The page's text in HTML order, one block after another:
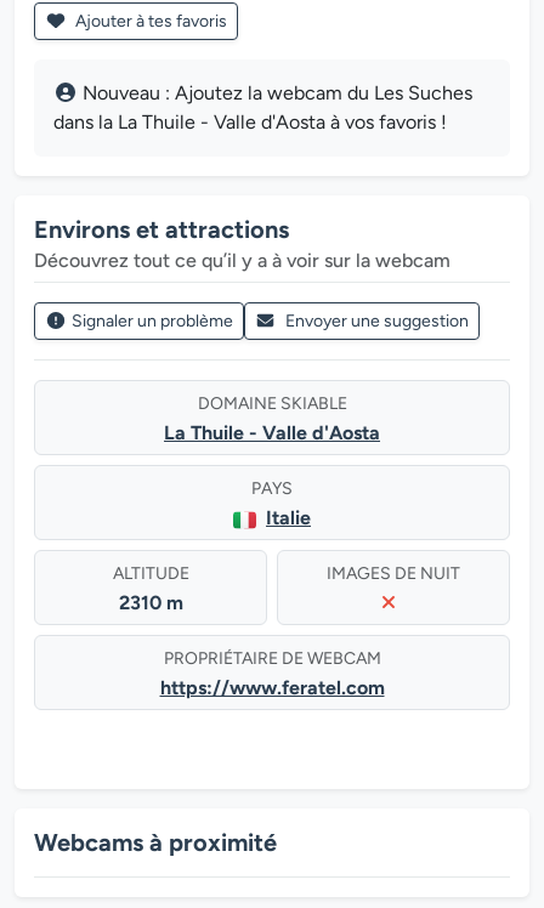
Ajouter à tes favoris
Nouveau : Ajoutez la webcam du Les Suches
dans la La Thuile - Valle d'Aosta à vos favoris !
Environs et attractions
Découvrez tout ce qu’il y a à voir sur la webcam
Signaler un problème Envoyer une suggestion
DOMAINE SKIABLE
La Thuile - Valle d'Aosta
PAYS
Italie
ALTITUDE
2310 m
IMAGES DE NUIT
PROPRIÉTAIRE DE WEBCAM
https://www.feratel.com
Webcams à proximité